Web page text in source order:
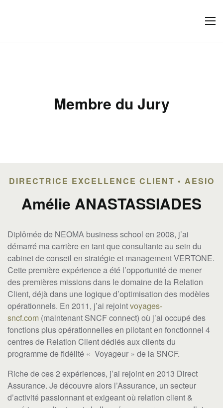
Membre du Jury
DIRECTRICE EXCELLENCE CLIENT • AESIO
Amélie ANASTASSIADES
Diplômée de NEOMA business school en 2008, j’ai
démarré ma carrière en tant que consultante au sein du
cabinet de conseil en stratégie et management VERTONE.
Cette première expérience a été l’opportunité de mener
des premières missions dans le domaine de la Relation
Client, déjà dans une logique d’optimisation des modèles
opérationnels. En 2011, j’ai rejointvoyages-
sncf.com (maintenant SNCF connect) où j’ai occupé des
fonctions plus opérationnelles en pilotant en fonctionnel 4
centres de Relation Client dédiés aux clients du
programme de fidélité « Voyageur » de la SNCF.
Riche de ces 2 expériences, j’ai rejoint en 2013 Direct
Assurance. Je découvre alors l’Assurance, un secteur
d’activité passionnant et exigeant où relation client &